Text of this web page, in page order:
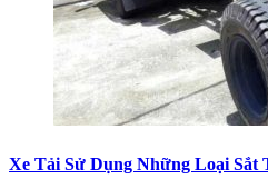
Xe Tải Sử Dụng Những Loại Sắt